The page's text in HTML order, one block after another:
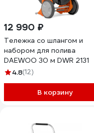
12 990 ₽
Тележка со шлангом и
набором для полива
DAEWOO 30 м DWR 2131
4.8(12)
В корзину